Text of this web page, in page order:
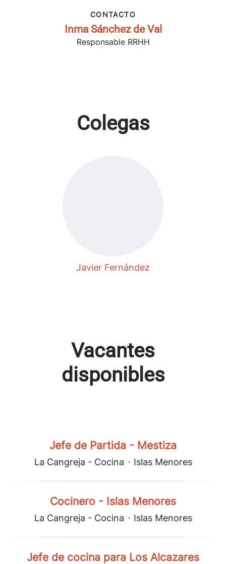
CONTACTO
Inma Sánchez de Val
Responsable RRHH
Colegas
Javier Fernández
Vacantes
disponibles
Jefe de Partida - Mestiza
La Cangreja - Cocina · Islas Menores
Cocinero - Islas Menores
La Cangreja - Cocina · Islas Menores
Jefe de cocina para Los Alcazares